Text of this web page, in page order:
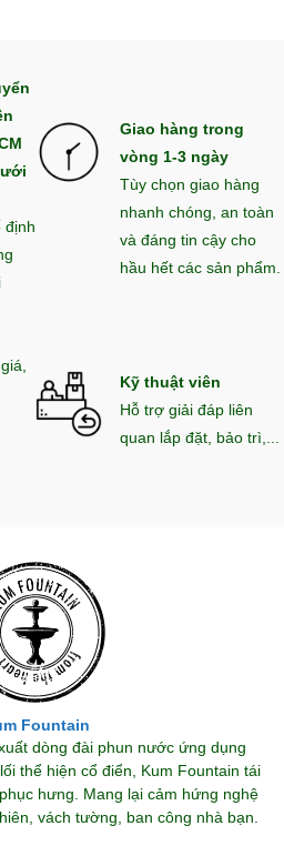
định
Giao hàng trong
vòng 1-3 ngày
Tùy chọn giao hàng
nhanh chóng, an toàn
và đáng tin cậy cho
hầu hết các sản phẩm.
Kỹ thuật viên
Hỗ trợ giải đáp liên
quan lắp đặt, bảo trì,...
Fountain
dòng đài phun nước ứng dụng
thể hiện cổ điển, Kum Fountain tái
hưng. Mang lại cảm hứng nghệ
vách tường, ban công nhà bạn.